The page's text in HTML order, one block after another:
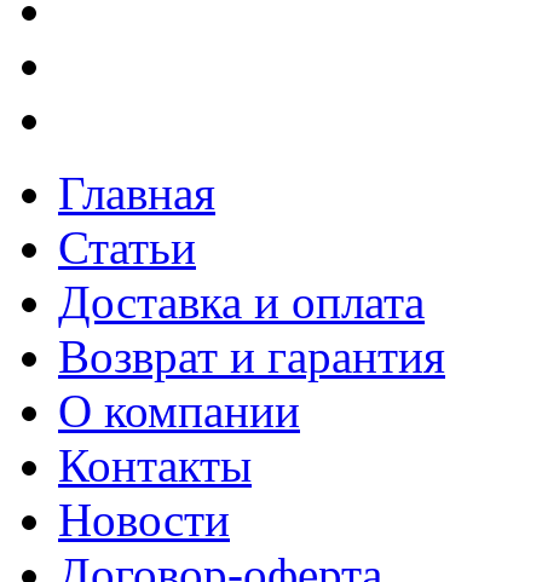
Главная
Статьи
Доставка и оплата
Возврат и гарантия
О компании
Контакты
Новости